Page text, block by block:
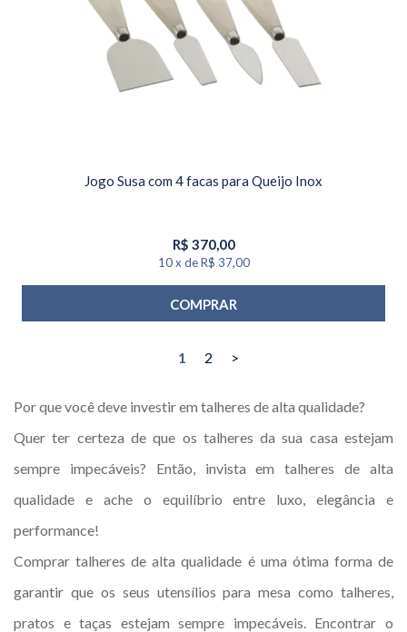
Jogo Susa com 4 facas para Queijo Inox
R$ 370,00
10 x de R$ 37,00
COMPRAR
1 2 >
Por que você deve investir em talheres de alta qualidade?
Quer ter certeza de que os talheres da sua casa estejam
sempre impecáveis? Então, invista em talheres de alta
qualidade e ache o equilíbrio entre luxo, elegância e
performance!
Comprar talheres de alta qualidade é uma ótima forma de
garantir que os seus utensílios para mesa como talheres,
pratos e taças estejam sempre impecáveis. Encontrar o